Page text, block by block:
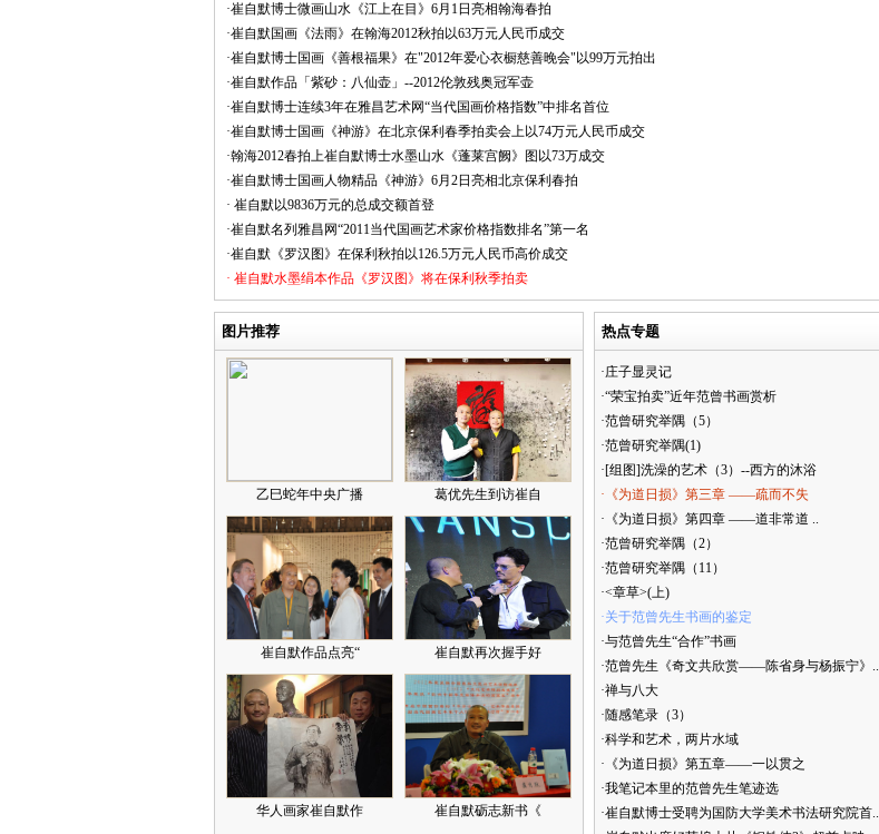
·崔自默博士微画山水《江上在目》6月1日亮相翰海春拍
·崔自默国画《法雨》在翰海2012秋拍以63万元人民币成交
·崔自默博士国画《善根福果》在"2012年爱心衣橱慈善晚会"以99万元拍出
·崔自默作品「紫砂：八仙壶」--2012伦敦残奥冠军壶
·崔自默博士连续3年在雅昌艺术网“当代国画价格指数”中排名首位
·崔自默博士国画《神游》在北京保利春季拍卖会上以74万元人民币成交
·翰海2012春拍上崔自默博士水墨山水《蓬莱宫阙》图以73万成交
·崔自默博士国画人物精品《神游》6月2日亮相北京保利春拍
· 崔自默以9836万元的总成交额首登
·崔自默名列雅昌网“2011当代国画艺术家价格指数排名”第一名
·崔自默《罗汉图》在保利秋拍以126.5万元人民币高价成交
· 崔自默水墨绢本作品《罗汉图》将在保利秋季拍卖
图片推荐
乙巳蛇年中央广播 葛优先生到访崔自
崔自默作品点亮“ 崔自默再次握手好
华人画家崔自默作 崔自默砺志新书《
热点专题
·庄子显灵记
·“荣宝拍卖”近年范曾书画赏析
·范曾研究举隅（5）
·范曾研究举隅(1)
·[组图]洗澡的艺术（3）--西方的沐浴
·《为道日损》第三章 ——疏而不失
·《为道日损》第四章 ——道非常道 ..
·范曾研究举隅（2）
·范曾研究举隅（11）
·<章草>(上)
·关于范曾先生书画的鉴定
·与范曾先生“合作”书画
·范曾先生《奇文共欣赏——陈省身与杨振宁》..
·禅与八大
·随感笔录（3）
·科学和艺术，两片水域
·《为道日损》第五章——一以贯之
·我笔记本里的范曾先生笔迹选
·崔自默博士受聘为国防大学美术书法研究院首..